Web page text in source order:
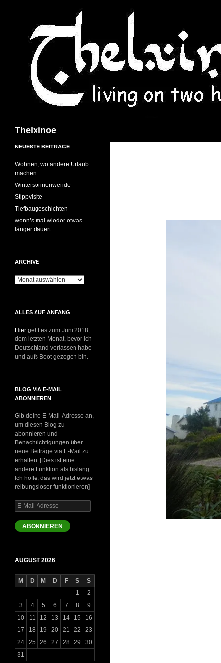
Thelxinoe
NEUESTE BEITRÄGE
Wohnen, wo andere Urlaub
machen …
Wintersonnenwende
Stippvisite
Tiefbaugeschichten
wenn’s mal wieder etwas
länger dauert …
ARCHIVE
Archive
ALLES AUF ANFANG
Hier geht es zum Juni 2018,
dem letzten Monat, bevor ich
Deutschland verlassen habe
und aufs Boot gezogen bin.
BLOG VIA E-MAIL
ABONNIEREN
Gib deine E-Mail-Adresse an,
um diesen Blog zu
abonnieren und
Benachrichtigungen über
neue Beiträge via E-Mail zu
erhalten. [Dies ist eine
andere Funktion als bislang.
Ich hoffe, das wird jetzt etwas
reibungsloser funktionieren]
E-
Mail-
Adresse
ABONNIEREN
AUGUST 2026
M D M D F S
S
1
2
3
4 5 6 7 8
9
10
11 12 13 14 15
16
17
18 19 20 21 22
23
24
25 26 27 28 29
30
31